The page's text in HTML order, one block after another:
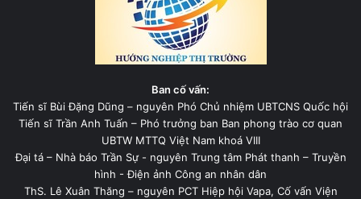
Ban cố vấn:
Tiến sĩ Bùi Đặng Dũng – nguyên Phó Chủ nhiệm UBTCNS Quốc hội
Tiến sĩ Trần Anh Tuấn – Phó trưởng ban Ban phong trào cơ quan
UBTW MTTQ Việt Nam khoá VIII
Đại tá – Nhà báo Trần Sự - nguyên Trung tâm Phát thanh – Truyền
hình - Điện ảnh Công an nhân dân
ThS. Lê Xuân Thăng – nguyên PCT Hiệp hội Vapa, Cố vấn Viện